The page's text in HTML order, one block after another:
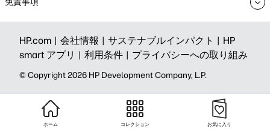
HP.com | 会社情報 | サステナブルインパクト | HP
smart アプリ | 利用条件 | プライバシーへの取り組み
©️ Copyright 2026 HP Development Company, L.P.
ホーム コレクション お気に入り